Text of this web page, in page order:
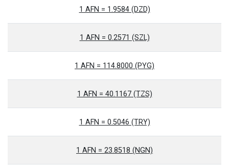
1 AFN = 1.9584 (DZD)
1 AFN = 0.2571 (SZL)
1 AFN = 114.8000 (PYG)
1 AFN = 40.1167 (TZS)
1 AFN = 0.5046 (TRY)
1 AFN = 23.8518 (NGN)